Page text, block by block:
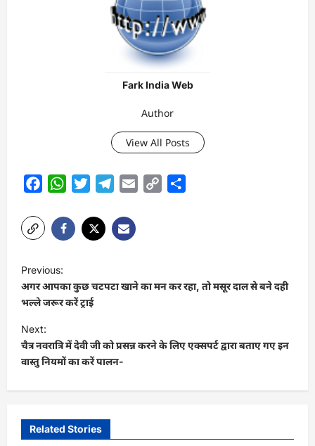
Fark India Web
Author
View All Posts
FacebookWhatsAppTwitterTelegram
Email
Copy
P
o
s
t
n
a
v
g
Previous:
अगर आपका कुछ चटपटा खाने का मन कर रहा, तो मसूर दाल से बने दही
भल्ले जरूर करें ट्राई
Next:
चैत्र नवरात्रि में देवी जी को प्रसन्न करने के लिए एक्सपर्ट द्वारा बताए गए इन
वास्तु नियमों का करें पालन-
Related Stories